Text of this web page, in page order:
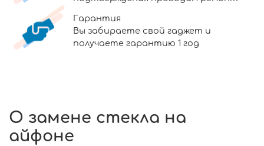
Гарантия
Вы забираете свой гаджет и
получаете гарантию 1 год
О замене стекла на
айфоне